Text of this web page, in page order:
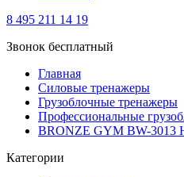
8 495 211 14 19
Звонок бесплатный
Главная
Силовые тренажеры
Грузоблочные тренажеры
Профессиональные
BRONZE GYM BW-3013
Категории